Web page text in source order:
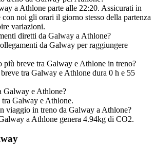
a Athlone parte alle 22:20. Assicurati in
noi gli orari il giorno stesso della partenza
variazioni.
diretti da Galway a Athlone?
da Galway per raggiungere
più breve tra Galway e Athlone in treno?
tra Galway e Athlone dura 0 h e 55
Galway e Athlone?
Galway e Athlone.
viaggio in treno da Galway a Athlone?
a Athlone genera 4.94kg di CO2.